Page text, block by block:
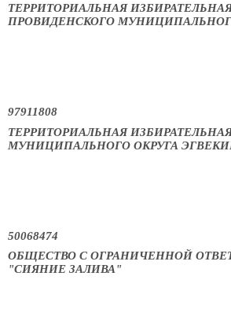
ТЕРРИТОРИАЛЬНАЯ
ПРОВИДЕНСКОГО
97911808
ТЕРРИТОРИАЛЬНАЯ
МУНИЦИПАЛЬНОГО ОКРУГА
50068474
ОБЩЕСТВО С ОГРАНИЧЕННОЙ
"СИЯНИЕ ЗАЛИВА"